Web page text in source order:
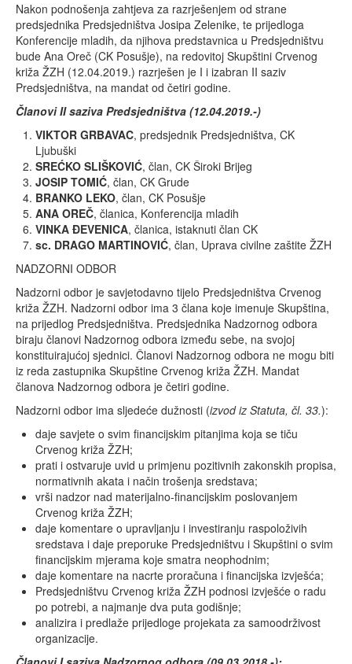
Nakon podnošenja zahtjeva za razrješenjem od strane
predsjednika Predsjedništva Josipa Zelenike, te prijedloga
Konferencije mladih, da njihova predstavnica u Predsjedništvu
bude Ana Oreč (CK Posušje), na redovitoj Skupštini Crvenog
križa ŽZH (12.04.2019.) razrješen je I i izabran II saziv
Predsjedništva, na mandat od četiri godine.
Članovi II saziva Predsjedništva (12.04.2019.-)
VIKTOR GRBAVAC, predsjednik Predsjedništva, CK
Ljubuški
SREĆKO SLIŠKOVIĆ, član, CK Široki Brijeg
JOSIP TOMIĆ, član, CK Grude
BRANKO LEKO, član, CK Posušje
ANA OREČ, članica, Konferencija mladih
VINKA ĐEVENICA, članica, istaknuti član CK
sc. DRAGO MARTINOVIĆ, član, Uprava civilne zaštite ŽZH
NADZORNI ODBOR
Nadzorni odbor je savjetodavno tijelo Predsjedništva Crvenog
križa ŽZH. Nadzorni odbor ima 3 člana koje imenuje Skupština,
na prijedlog Predsjedništva. Predsjednika Nadzornog odbora
biraju članovi Nadzornog odbora između sebe, na svojoj
konstituirajućoj sjednici. Članovi Nadzornog odbora ne mogu biti
iz reda zastupnika Skupštine Crvenog križa ŽZH. Mandat
članova Nadzornog odbora je četiri godine.
Nadzorni odbor ima sljedeće dužnosti (izvod iz Statuta, čl. 33.):
daje savjete o svim financijskim pitanjima koja se tiču
Crvenog križa ŽZH;
prati i ostvaruje uvid u primjenu pozitivnih zakonskih propisa,
normativnih akata i način trošenja sredstava;
vrši nadzor nad materijalno-financijskim poslovanjem
Crvenog križa ŽZH;
daje komentare o upravljanju i investiranju raspoloživih
sredstava i daje preporuke Predsjedništvu i Skupštini o svim
financijskim mjerama koje smatra neophodnim;
daje komentare na nacrte proračuna i financijska izvješća;
Predsjedništvu Crvenog križa ŽZH podnosi izvješće o radu
po potrebi, a najmanje dva puta godišnje;
analizira i predlaže prijedloge projekata za samoodrživost
organizacije.